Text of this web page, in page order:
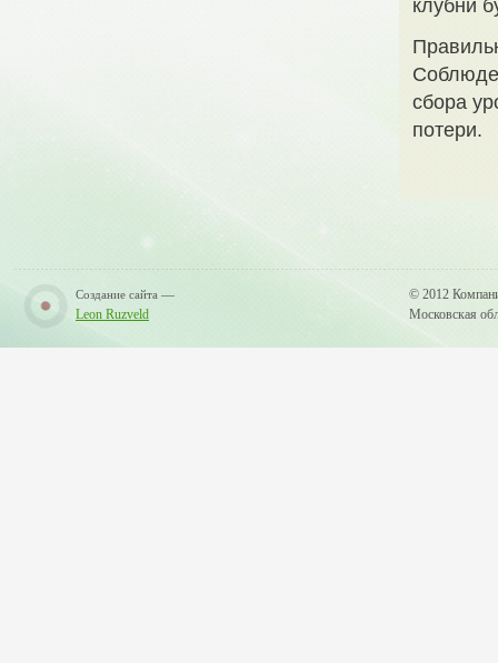
клубни
сбора
потери.
Создание сайта —
Leon Ruzveld
© 2012
Московская